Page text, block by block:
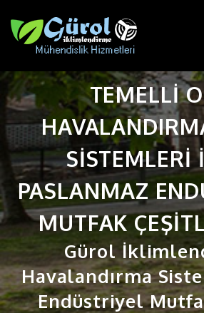
TEMELLI
SISTEMLERI
PASLANMAZ
MUTFAK
Gürol
Havalandırma
Endüstriyel